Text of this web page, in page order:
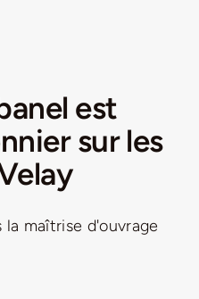
est
sur les
maîtrise d'ouvrage